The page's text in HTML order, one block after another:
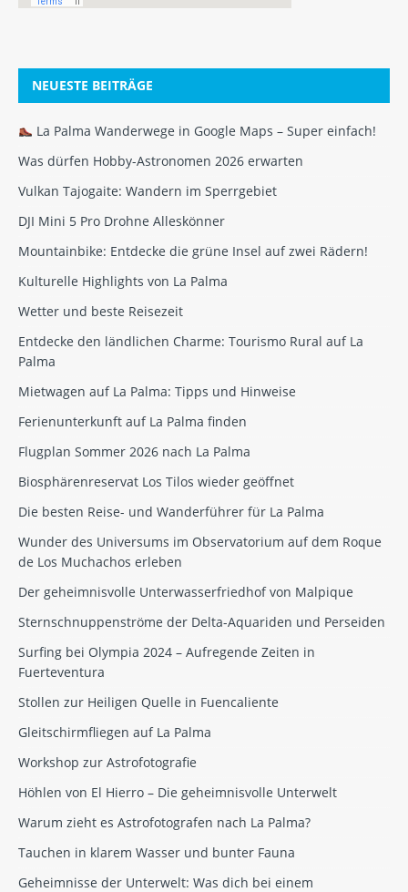
NEUESTE BEITRÄGE
La Palma Wanderwege in Google Maps – Super einfach!
Was dürfen Hobby-Astronomen 2026 erwarten
Vulkan Tajogaite: Wandern im Sperrgebiet
DJI Mini 5 Pro Drohne Alleskönner
Mountainbike: Entdecke die grüne Insel auf zwei Rädern!
Kulturelle Highlights von La Palma
Wetter und beste Reisezeit
Entdecke den ländlichen Charme: Tourismo Rural auf La
Palma
Mietwagen auf La Palma: Tipps und Hinweise
Ferienunterkunft auf La Palma finden
Flugplan Sommer 2026 nach La Palma
Biosphärenreservat Los Tilos wieder geöffnet
Die besten Reise- und Wanderführer für La Palma
Wunder des Universums im Observatorium auf dem Roque
de Los Muchachos erleben
Der geheimnisvolle Unterwasserfriedhof von Malpique
Sternschnuppenströme der Delta-Aquariden und Perseiden
Surfing bei Olympia 2024 – Aufregende Zeiten in
Fuerteventura
Stollen zur Heiligen Quelle in Fuencaliente
Gleitschirmfliegen auf La Palma
Workshop zur Astrofotografie
Höhlen von El Hierro – Die geheimnisvolle Unterwelt
Warum zieht es Astrofotografen nach La Palma?
Tauchen in klarem Wasser und bunter Fauna
Geheimnisse der Unterwelt: Was dich bei einem